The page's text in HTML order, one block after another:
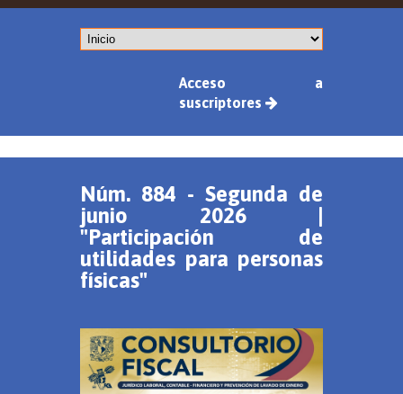
Acceso a
suscriptores
Núm. 884 - Segunda de
junio 2026 |
"Participación de
utilidades para personas
físicas"